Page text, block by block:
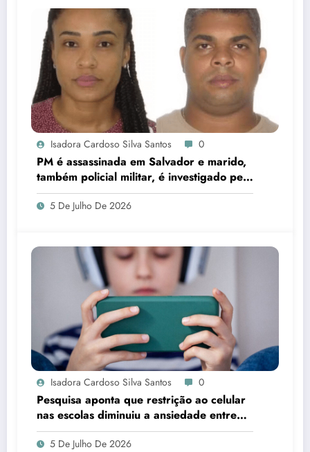
Isadora Cardoso Silva Santos 0
PM é assassinada em Salvador e marido,
também policial militar, é investigado pelo
crime
5 De Julho De 2026
Isadora Cardoso Silva Santos 0
Pesquisa aponta que restrição ao celular
nas escolas diminuiu a ansiedade entre
estudantes
5 De Julho De 2026